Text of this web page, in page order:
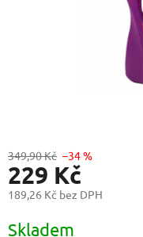
349,90 Kč –34 %
229 Kč
189,26 Kč bez DPH
cena:
Skladem